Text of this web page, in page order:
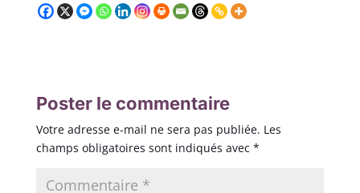
Poster le commentaire
Votre adresse e-mail ne sera pas publiée. Les
champs obligatoires sont indiqués avec *